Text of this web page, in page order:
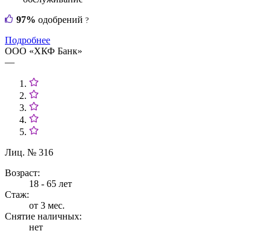
97% одобрений ?
Подробнее
ООО «ХКФ Банк»
—
Лиц. № 316
Возраст:
18 - 65 лет
Стаж:
от 3 мес.
Снятие наличных:
нет